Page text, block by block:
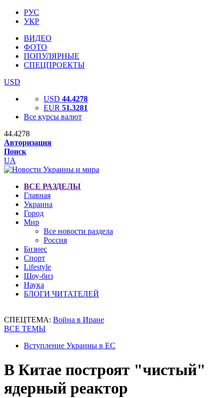
РУС
УКР
ВИДЕО
ФОТО
ПОПУЛЯРНЫЕ
СПЕЦПРОЕКТЫ
USD
USD 44.4278
EUR 51.3281
Все курсы валют
44.4278
Авторизация
Поиск
UA
ВСЕ РАЗДЕЛЫ
Главная
Украина
Город
Мир
Все новости раздела
Россия
Бизнес
Спорт
Lifestyle
Шоу-биз
Наука
БЛОГИ ЧИТАТЕЛЕЙ
СПЕЦТЕМА: Война в Иране
ВСЕ ТЕМЫ
Вступление Украины в ЕС
В Китае построят "чистый"
ядерный реактор